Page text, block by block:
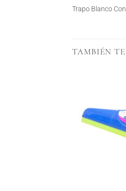
Trapo Blanco
TAMBIÉN